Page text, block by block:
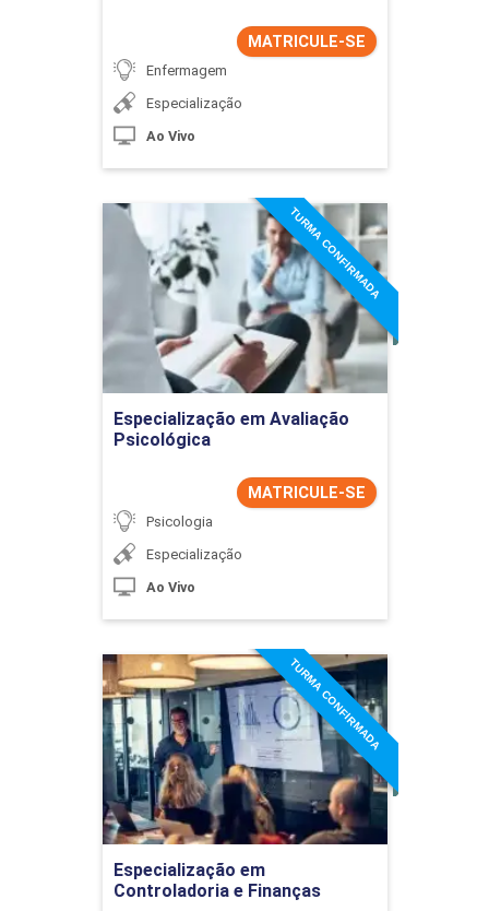
MATRICULE-SE
Enfermagem
Especialização
Ao Vivo
Especialização em Avaliação
Psicológica
TURMA CONFIRMADA
MATRICULE-SE
Psicologia
Especialização
Ao Vivo
Especialização em
Avaliação Psicológica
Detalhes do curso
Ir para Inscrição
Especialização em
Controladoria e Finanças
TURMA CONFIRMADA
Especialização em
Controladoria e Finanças
Detalhes do curso
Ir para Inscrição